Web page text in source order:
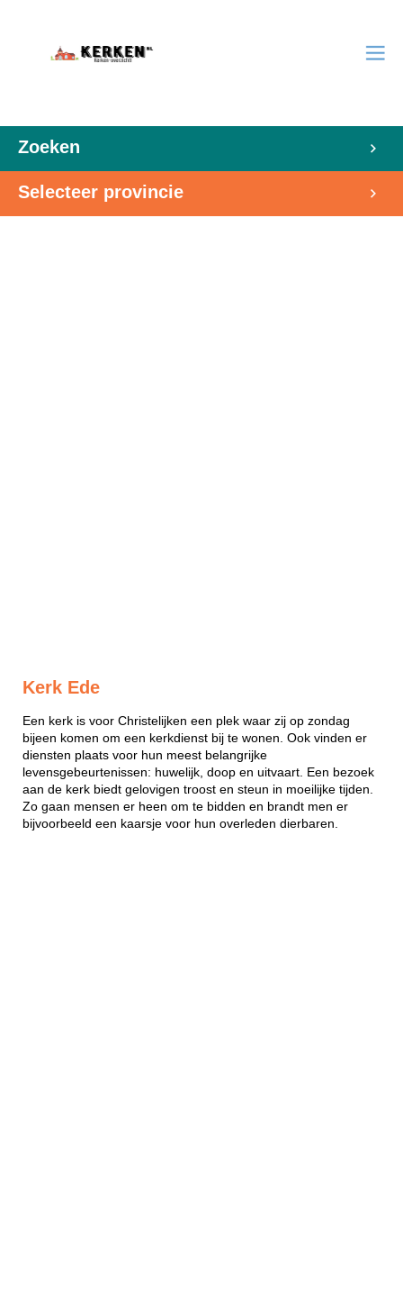
Zoeken
Selecteer provincie
Kerk Ede
Een kerk is voor Christelijken een plek waar zij op zondag
bijeen komen om een kerkdienst bij te wonen. Ook vinden er
diensten plaats voor hun meest belangrijke
levensgebeurtenissen: huwelijk, doop en uitvaart. Een bezoek
aan de kerk biedt gelovigen troost en steun in moeilijke tijden.
Zo gaan mensen er heen om te bidden en brandt men er
bijvoorbeeld een kaarsje voor hun overleden dierbaren.